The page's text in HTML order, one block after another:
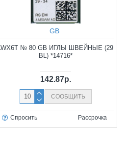
GB
LWX6T № 80 GB ИГЛЫ ШВЕЙНЫЕ (29
BL) *14716*
142.87р.
СООБЩИТЬ
Спросить Рассрочка